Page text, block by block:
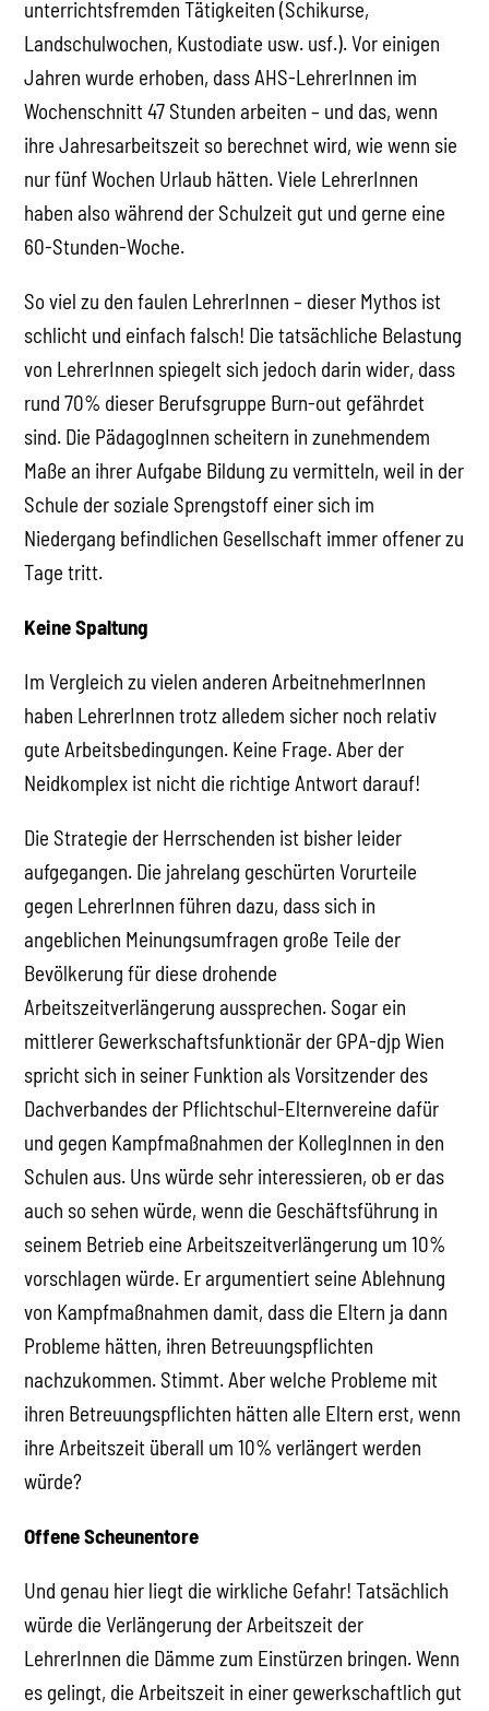
unterrichtsfremden Tätigkeiten (Schikurse,
Landschulwochen, Kustodiate usw. usf.). Vor einigen
Jahren wurde erhoben, dass AHS-LehrerInnen im
Wochenschnitt 47 Stunden arbeiten – und das, wenn
ihre Jahresarbeitszeit so berechnet wird, wie wenn sie
nur fünf Wochen Urlaub hätten. Viele LehrerInnen
haben also während der Schulzeit gut und gerne eine
60-Stunden-Woche.
So viel zu den faulen LehrerInnen – dieser Mythos ist
schlicht und einfach falsch! Die tatsächliche Belastung
von LehrerInnen spiegelt sich jedoch darin wider, dass
rund 70% dieser Berufsgruppe Burn-out gefährdet
sind. Die PädagogInnen scheitern in zunehmendem
Maße an ihrer Aufgabe Bildung zu vermitteln, weil in der
Schule der soziale Sprengstoff einer sich im
Niedergang befindlichen Gesellschaft immer offener zu
Tage tritt.
Keine Spaltung
Im Vergleich zu vielen anderen ArbeitnehmerInnen
haben LehrerInnen trotz alledem sicher noch relativ
gute Arbeitsbedingungen. Keine Frage. Aber der
Neidkomplex ist nicht die richtige Antwort darauf!
Die Strategie der Herrschenden ist bisher leider
aufgegangen. Die jahrelang geschürten Vorurteile
gegen LehrerInnen führen dazu, dass sich in
angeblichen Meinungsumfragen große Teile der
Bevölkerung für diese drohende
Arbeitszeitverlängerung aussprechen. Sogar ein
mittlerer Gewerkschaftsfunktionär der GPA-djp Wien
spricht sich in seiner Funktion als Vorsitzender des
Dachverbandes der Pflichtschul-Elternvereine dafür
und gegen Kampfmaßnahmen der KollegInnen in den
Schulen aus. Uns würde sehr interessieren, ob er das
auch so sehen würde, wenn die Geschäftsführung in
seinem Betrieb eine Arbeitszeitverlängerung um 10%
vorschlagen würde. Er argumentiert seine Ablehnung
von Kampfmaßnahmen damit, dass die Eltern ja dann
Probleme hätten, ihren Betreuungspflichten
nachzukommen. Stimmt. Aber welche Probleme mit
ihren Betreuungspflichten hätten alle Eltern erst, wenn
ihre Arbeitszeit überall um 10% verlängert werden
würde?
Offene Scheunentore
Und genau hier liegt die wirkliche Gefahr! Tatsächlich
würde die Verlängerung der Arbeitszeit der
LehrerInnen die Dämme zum Einstürzen bringen. Wenn
es gelingt, die Arbeitszeit in einer gewerkschaftlich gut